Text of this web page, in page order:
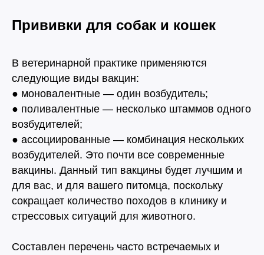
Прививки для собак и кошек
В ветеринарной практике применяются
следующие виды вакцин:
● моновалентные — один возбудитель;
● поливалентные — несколько штаммов одного
возбудителей;
● ассоциированные — комбинация нескольких
возбудителей. Это почти все современные
вакцины. Данный тип вакцины будет лучшим и
для вас, и для вашего питомца, поскольку
сокращает количество походов в клинику и
стрессовых ситуаций для животного.
Составлен перечень часто встречаемых и
«Мы для наших
питомцев - весь мир. И
этот мир мы обязаны
делать лучшим!»